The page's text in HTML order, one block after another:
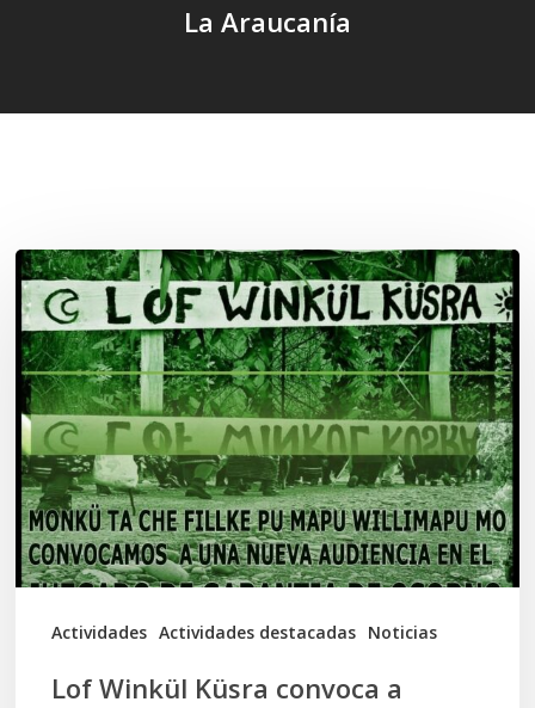
La Araucanía
Actividades Actividades destacadas Noticias
Lof
Winkül
Küsra
convoca
a
apoyar
audiencia
en
Juzgado
Lof Winkül Küsra convoca a